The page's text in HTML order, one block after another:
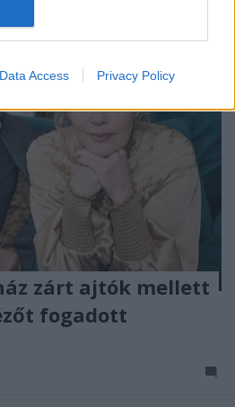
Data Access Privacy Policy
zárt ajtók mellett
fogadott